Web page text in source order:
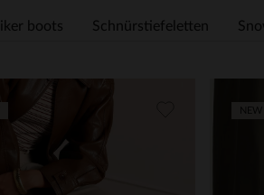
boots Schnürstiefeletten